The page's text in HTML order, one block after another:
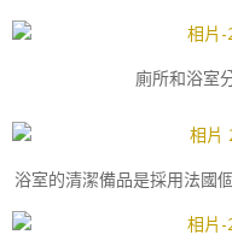
廁所和浴室
浴室的清潔備品是採用法國